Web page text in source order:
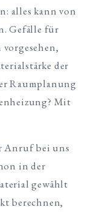
alles kann von
Gefälle für
der
Raumplanung
Mit
Anruf bei uns
in der
gewählt
berechnen,